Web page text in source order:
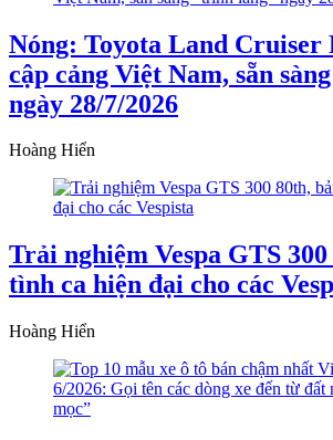
Nóng: Toyota Land Cruiser
cập cảng Việt Nam, sẵn
ngày 28/7/2026
Hoàng Hiển
Trải nghiệm Vespa GTS
tình ca hiện đại cho các
Hoàng Hiển